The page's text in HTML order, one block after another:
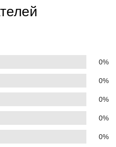
0%
0%
0%
0%
0%